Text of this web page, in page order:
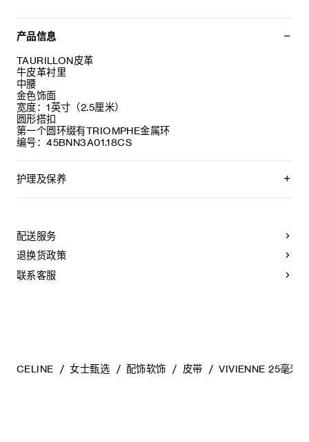
产品信息
TAURILLON皮革
牛皮革衬里
中腰
金色饰面
宽度：1英寸（2.5厘米）
圆形搭扣
第一个圆环缀有TRIOMPHE金属环
编号：45BNN3A01.18CS
护理及保养
为长期保持皮带美观，请您遵循以下建议：
- 避免接触水、油、香水和化妆品。如果您的皮带不慎接触到
水，应立即以柔软的浅色吸水布轻拭干净。
配送服务
退换货政策
联系客服
CELINE 女士甄选 配饰软饰 皮带 VIVIENNE 25毫米